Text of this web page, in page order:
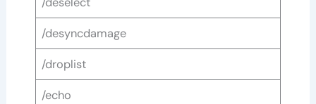
/desyncdamage
/droplist
/echo